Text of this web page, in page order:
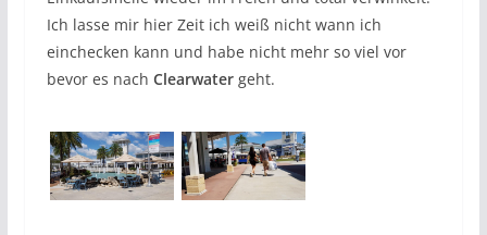
Ich lasse mir hier Zeit ich weiß nicht wann ich
einchecken kann und habe nicht mehr so viel vor
bevor es nach Clearwatergeht.